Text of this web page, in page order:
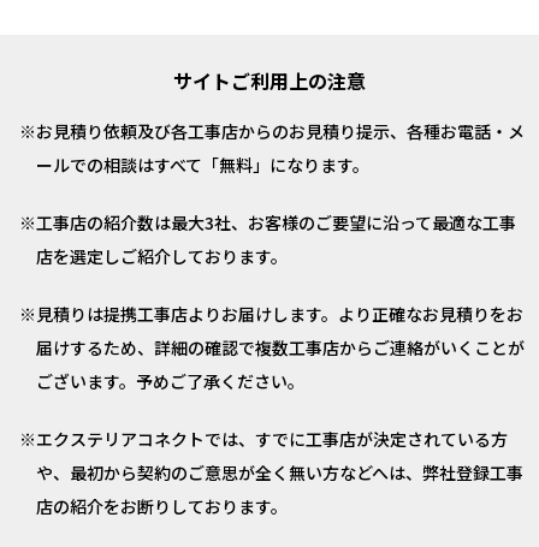
サイトご利用上の注意
お見積り依頼及び各工事店からのお見積り提示、各種お電話・メ
ールでの相談はすべて「無料」になります。
工事店の紹介数は最大3社、お客様のご要望に沿って最適な工事
店を選定しご紹介しております。
見積りは提携工事店よりお届けします。より正確なお見積りをお
届けするため、詳細の確認で複数工事店からご連絡がいくことが
ございます。予めご了承ください。
エクステリアコネクトでは、すでに工事店が決定されている方
や、最初から契約のご意思が全く無い方などへは、弊社登録工事
店の紹介をお断りしております。